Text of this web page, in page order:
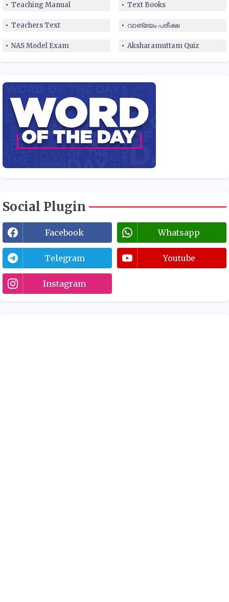
Teaching Manual Text Books
Teachers Text വാങ്മയം പരീക്ഷ
NAS Model Exam Aksharamuttam Quiz
Social Plugin
Facebook Whatsapp
Telegram Youtube
Instagram